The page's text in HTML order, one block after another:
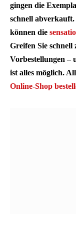
gingen die
schnell
können die
Greifen Sie schnell
Vorbestellungen –
ist alles möglich.
Online-Shop